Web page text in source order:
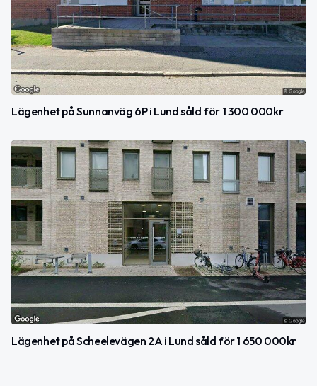
Lägenhet på Sunnanväg 6P i Lund såld för 1 300 000kr
Lägenhet på Scheelevägen 2A i Lund såld för 1 650 000kr